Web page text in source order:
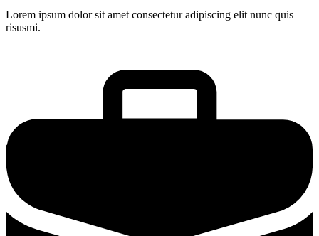
Lorem ipsum dolor sit amet consectetur adipiscing elit nunc quis
risusmi.